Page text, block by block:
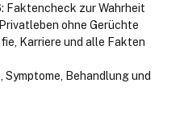
Faktencheck zur Wahrheit
ohne Gerüchte
Karriere und alle Fakten
Behandlung und